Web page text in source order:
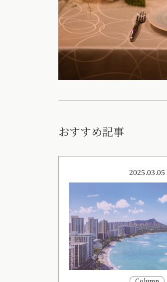
おすすめ記事
2025.03.05